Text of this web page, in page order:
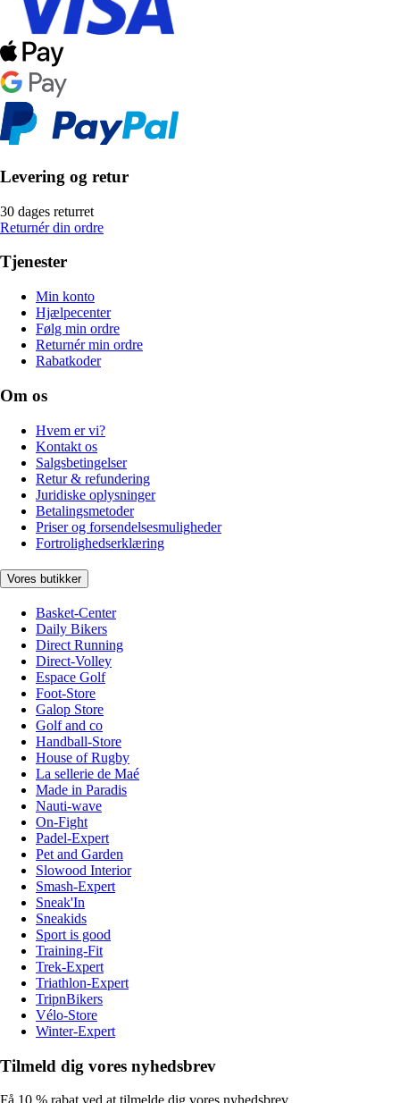
Levering og retur
30 dages returret
Returnér din ordre
Tjenester
Min konto
Hjælpecenter
Følg min ordre
Returnér min ordre
Rabatkoder
Om os
Hvem er vi?
Kontakt os
Salgsbetingelser
Retur & refundering
Juridiske oplysninger
Betalingsmetoder
Priser og forsendelsesmuligheder
Fortrolighedserklæring
Vores butikker
Basket-Center
Daily Bikers
Direct Running
Direct-Volley
Espace Golf
Foot-Store
Galop Store
Golf and co
Handball-Store
House of Rugby
La sellerie de Maé
Made in Paradis
Nauti-wave
On-Fight
Padel-Expert
Pet and Garden
Slowood Interior
Smash-Expert
Sneak'In
Sneakids
Sport is good
Training-Fit
Trek-Expert
Triathlon-Expert
TripnBikers
Vélo-Store
Winter-Expert
Tilmeld dig vores nyhedsbrev